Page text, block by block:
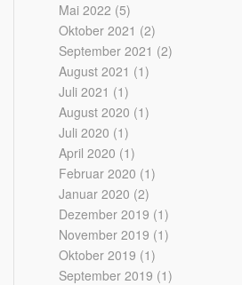
Mai 2022 (5)
Oktober 2021 (2)
September 2021 (2)
August 2021 (1)
Juli 2021 (1)
August 2020 (1)
Juli 2020 (1)
April 2020 (1)
Februar 2020 (1)
Januar 2020 (2)
Dezember 2019 (1)
November 2019 (1)
Oktober 2019 (1)
September 2019 (1)